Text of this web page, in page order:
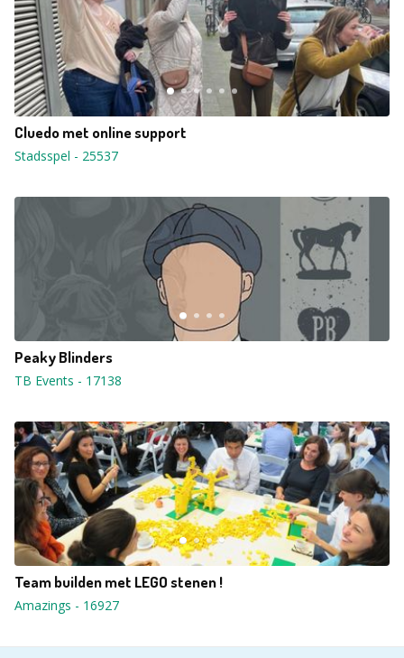
Cluedo met online support
Stadsspel - 25537
Peaky Blinders
TB Events - 17138
Team builden met LEGO stenen !
Amazings - 16927